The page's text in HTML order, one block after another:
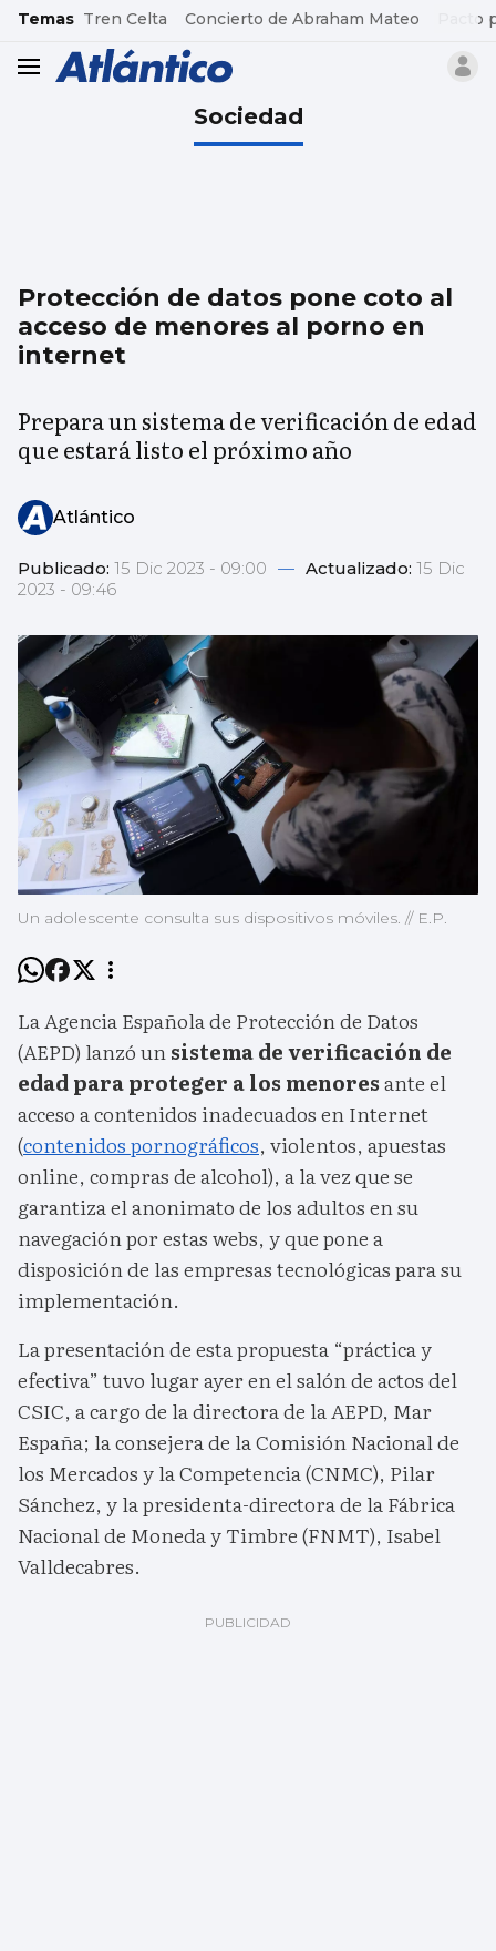
common.go-to-content
Temas Tren Celta Concierto de Abraham Mateo Pacto
header.menu.open
Sociedad
Protección de datos pone coto al
acceso de menores al porno en
internet
Prepara un sistema de verificación de edad
que estará listo el próximo año
Atlántico
Publicado: 15 Dic 2023 - 09:00 — Actualizado: 15 Dic
2023 - 09:46
Un adolescente consulta sus dispositivos móviles. // E.P.
La Agencia Española de Protección de Datos
(AEPD) lanzó unsistema de verificación de
edad para proteger a los menoresante el
acceso a contenidos inadecuados en Internet
(contenidos pornográficos, violentos, apuestas
online, compras de alcohol), a la vez que se
garantiza el anonimato de los adultos en su
navegación por estas webs, y que pone a
disposición de las empresas tecnológicas para su
implementación.
La presentación de esta propuesta “práctica y
efectiva” tuvo lugar ayer en el salón de actos del
CSIC, a cargo de la directora de la AEPD, Mar
España; la consejera de la Comisión Nacional de
los Mercados y la Competencia (CNMC), Pilar
Sánchez, y la presidenta-directora de la Fábrica
Nacional de Moneda y Timbre (FNMT), Isabel
Valldecabres.